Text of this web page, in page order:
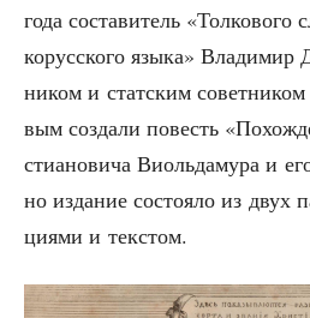
года соста­ви­тель
ко­рус­ско­го язы­ка» Вла­ди­мир
ни­ком и стат­ским
вым созда­ли повесть
сти­а­но­ви­ча Виоль­да­му­ра и
но изда­ние состо­я­ло из
ци­я­ми и текстом.